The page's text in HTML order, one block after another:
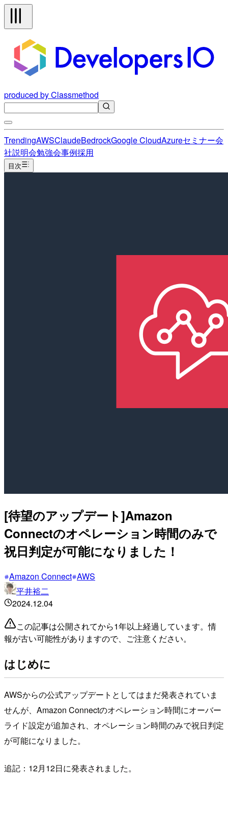
produced by Classmethod
TrendingAWSClaudeBedrockGoogle CloudAzureセミナー会
社説明会勉強会事例採用
目次
[待望のアップデート]Amazon
Connectのオペレーション時間のみで
祝日判定が可能になりました！
Amazon Connect AWS
平井裕二
2024.12.04
この記事は公開されてから1年以上経過しています。情
報が古い可能性がありますので、ご注意ください。
はじめに
AWSからの公式アップデートとしてはまだ発表されていま
せんが、Amazon Connectのオペレーション時間にオーバー
ライド設定が追加され、オペレーション時間のみで祝日判定
が可能になりました。
追記：12月12日に発表されました。